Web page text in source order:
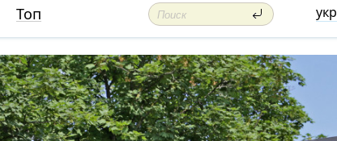
Топ укр